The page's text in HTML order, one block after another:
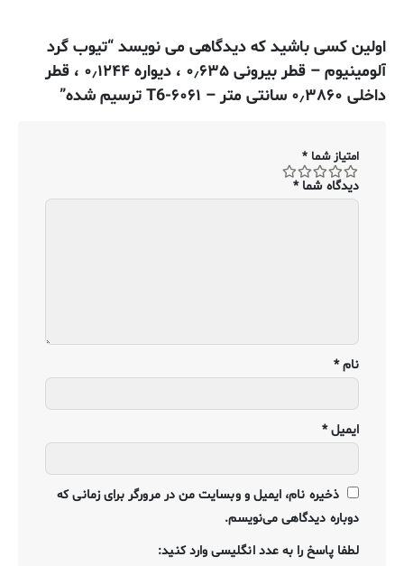
اولین کسی باشید که دیدگاهی می نویسد “تیوب گرد
آلومینیوم – قطر بیرونی ۰٫۶۳۵ ، دیواره ۰٫۱۲۴۴ ، قطر
داخلی ۰٫۳۸۶۰ سانتی متر – ۶۰۶۱-T6 ترسیم شده”
امتیاز شما *
دیدگاه شما*
نام*
ایمیل*
ذخیره نام، ایمیل و وبسایت من در مرورگر برای زمانی که
دوباره دیدگاهی می‌نویسم.
لطفا پاسخ را به عدد انگلیسی وارد کنید: